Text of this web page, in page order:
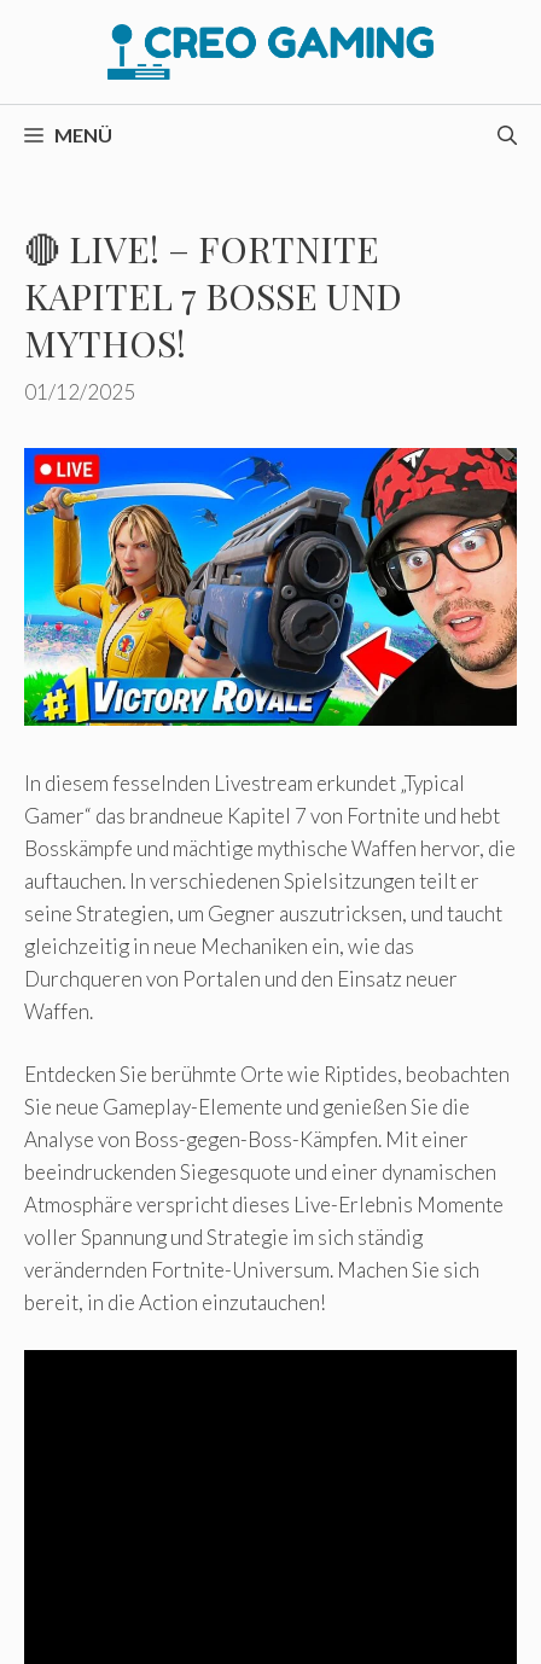
MENÜ
🔴 LIVE! – FORTNITE
KAPITEL 7 BOSSE UND
MYTHOS!
01/12/2025
In diesem fesselnden Livestream erkundet „Typical
Gamer“ das brandneue Kapitel 7 von Fortnite und hebt
Bosskämpfe und mächtige mythische Waffen hervor, die
auftauchen. In verschiedenen Spielsitzungen teilt er
seine Strategien, um Gegner auszutricksen, und taucht
gleichzeitig in neue Mechaniken ein, wie das
Durchqueren von Portalen und den Einsatz neuer
Waffen.
Entdecken Sie berühmte Orte wie Riptides, beobachten
Sie neue Gameplay-Elemente und genießen Sie die
Analyse von Boss-gegen-Boss-Kämpfen. Mit einer
beeindruckenden Siegesquote und einer dynamischen
Atmosphäre verspricht dieses Live-Erlebnis Momente
voller Spannung und Strategie im sich ständig
verändernden Fortnite-Universum. Machen Sie sich
bereit, in die Action einzutauchen!